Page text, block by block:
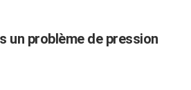
un problème de pression